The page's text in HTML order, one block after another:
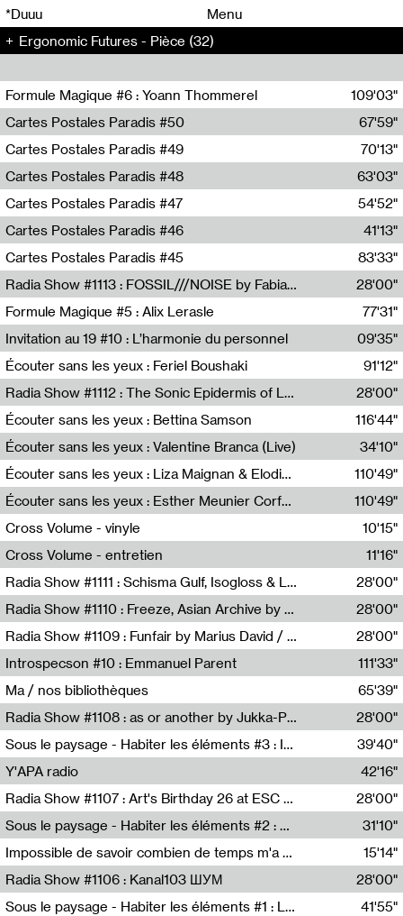
*Duuu
Menu
Ergonomic Futures - Pièce (32)
Formule Magique #6 : Yoann Thommerel
Nathalie Lacroix,Yoann Thommerel
109'03"
Cartes Postales Paradis #50
Zoé Leroux
67'59"
Cartes Postales Paradis #49
Aurore Portales
70'13"
Cartes Postales Paradis #48
Mathias Dupaquier
63'03"
Cartes Postales Paradis #47
Raymond Engramer
54'52"
Cartes Postales Paradis #46
Sarah Banville
41'13"
Cartes Postales Paradis #45
Mateo Cuin
83'33"
Radia Show #1113 : FOSSIL///NOISE by Fabiana Gibim / Wave Farm
Wave Farm
28'00"
Formule Magique #5 : Alix Lerasle
Nathalie Lacroix
77'31"
Invitation au 19 #10 : L’harmonie du personnel
19, CRAC
09'35"
Écouter sans les yeux : Feriel Boushaki
Feriel Boushaki
91'12"
Radia Show #1112 : The Sonic Epidermis of Lake Léman by Paul Courlet / Guest Slot
28'00"
Écouter sans les yeux : Bettina Samson
Bettina Samson
116'44"
Écouter sans les yeux : Valentine Branca (Live)
Valentine Branca
34'10"
Écouter sans les yeux : Liza Maignan & Elodie Lecat
Liza Maignan,Elodie Lecat
110'49"
Écouter sans les yeux : Esther Meunier Corfdyr
Esther Meunier Corfdyr
110'49"
Cross Volume - vinyle
10'15"
Cross Volume - entretien
11'16"
Radia Show #1111 : Schisma Gulf, Isogloss & Lament For The Old Clock By Harvey Young / Resonance
Resonance
28'00"
Radia Show #1110 : Freeze, Asian Archive by Avita Maheen / Radio Worm
Radio WORM
28'00"
Radia Show #1109 : Funfair by Marius David / JET FM
Jet FM
28'00"
Introspecson #10 : Emmanuel Parent
Pierre Henry,Emmanuel Parent
111'33"
Ma / nos bibliothèques
Sarah Tritz,Elene Lapiashivili,Justin Marconnet,Mateo Cuche,Esther Lechevalier,Suzie Lecroart,Romance Castelet
65'39"
Radia Show #1108 : as or another by Jukka-Pekka Kervinen / Rádio Zero
Radio Zero
28'00"
Sous le paysage - Habiter les éléments #3 : Interprétations, rituels et symboliques des éléments
Nastassja Martin
39'40"
Y'APA radio
Pierrick Mouton
42'16"
Radia Show #1107 : Art's Birthday 26 at ESC - Medien Kunst Labor
Radio Helsinki
28'00"
Sous le paysage - Habiter les éléments #2 : Vers le tournant élémentaire
Nastassja Martin
31'10"
Impossible de savoir combien de temps m'a échappé
Mélanie Blaison,Mateo Cuin
15'14"
Radia Show #1106 : Kanal103 ШУМ
Kanal103
28'00"
Sous le paysage - Habiter les éléments #1 : Les éléments et les débordements du vivant
41'55"
00 00
00 00